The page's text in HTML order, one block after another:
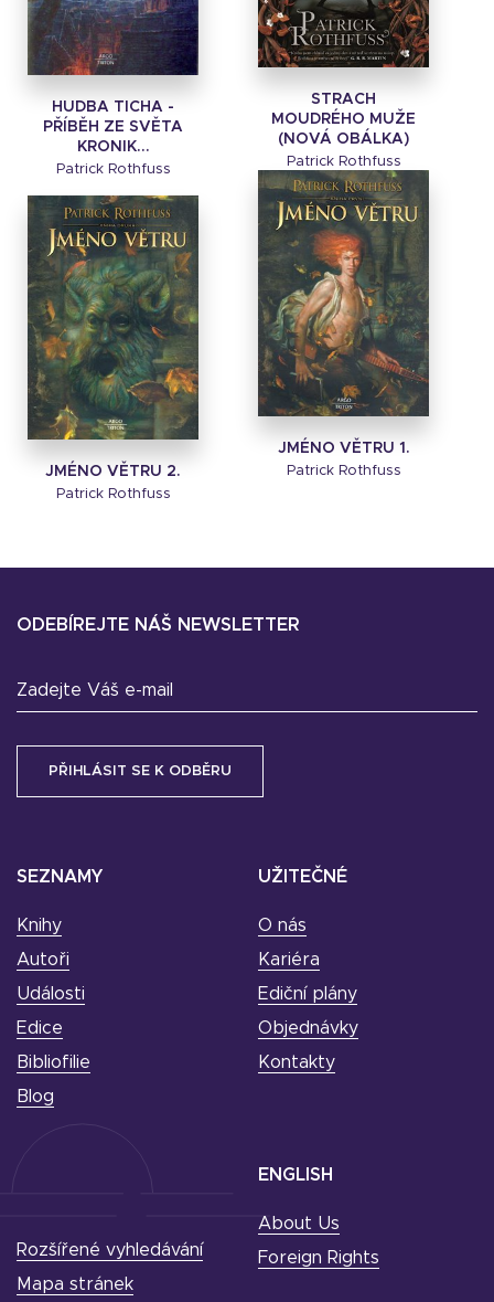
HUDBA TICHA -
PŘÍBĚH ZE SVĚTA
KRONIK...
Patrick Rothfuss
STRACH
MOUDRÉHO MUŽE
(NOVÁ OBÁLKA)
Patrick Rothfuss
JMÉNO VĚTRU 2.
Patrick Rothfuss
JMÉNO VĚTRU 1.
Patrick Rothfuss
SEZNAMY
Knihy
Autoři
Události
Edice
Bibliofilie
Blog
UŽITEČNÉ
O nás
Kariéra
Ediční plány
Objednávky
Kontakty
ODEBÍREJTE NÁŠ NEWSLETTER
Zadejte Váš e-mail
ENGLISH
About Us
Foreign Rights
Rozšířené vyhledávání
Mapa stránek